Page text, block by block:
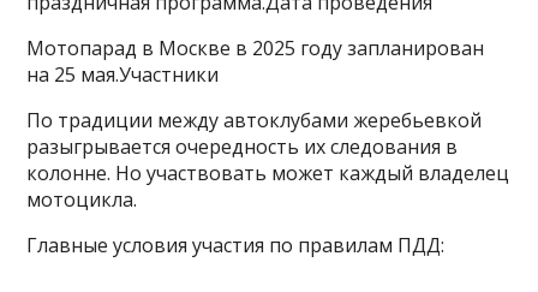
Мотопарад в Москве в 2025 году запланирован
на 25 мая.Участники
По традиции между автоклубами жеребьевкой
разыгрывается очередность их следования в
колонне. Но участвовать может каждый владелец
мотоцикла.
Главные условия участия по правилам ПДД: